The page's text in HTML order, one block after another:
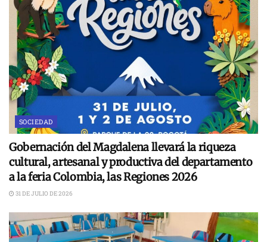
SOCIEDAD
Gobernación del Magdalena llevará la riqueza
cultural, artesanal y productiva del departamento
a la feria Colombia, las Regiones 2026
31 DE JULIO DE 2026